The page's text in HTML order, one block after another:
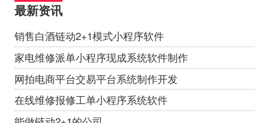
最新资讯
销售白酒链动2+1模式小程序软件
家电维修派单小程序现成系统软件制作
网拍电商平台交易平台系统制作开发
在线维修报修工单小程序系统软件